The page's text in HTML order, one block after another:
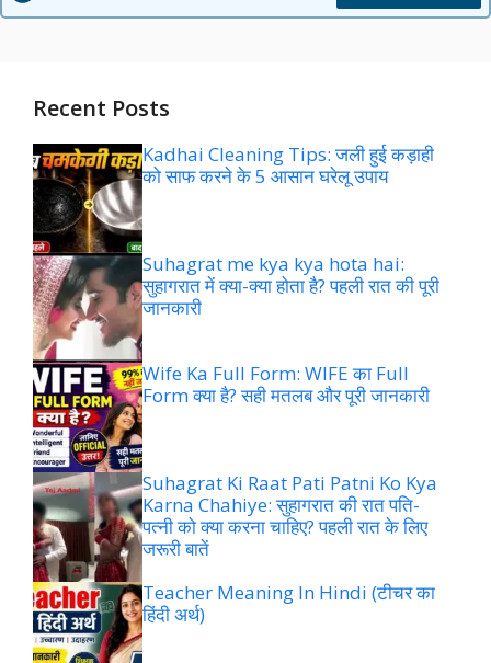
Recent Posts
Kadhai Cleaning Tips: जली हुई कड़ाही
को साफ करने के 5 आसान घरेलू उपाय
Suhagrat me kya kya hota hai:
सुहागरात में क्या-क्या होता है? पहली रात की पूरी
जानकारी
Wife Ka Full Form: WIFE का Full
Form क्या है? सही मतलब और पूरी जानकारी
Suhagrat Ki Raat Pati Patni Ko Kya
Karna Chahiye: सुहागरात की रात पति-
पत्नी को क्या करना चाहिए? पहली रात के लिए
जरूरी बातें
Teacher Meaning In Hindi (टीचर का
हिंदी अर्थ)